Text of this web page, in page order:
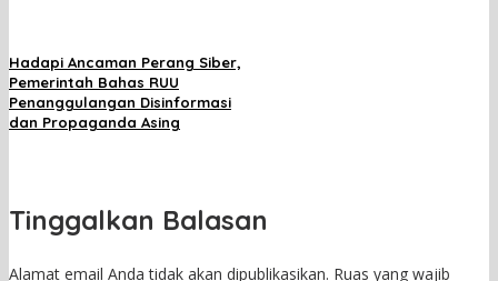
Hadapi Ancaman Perang Siber,
Pemerintah Bahas RUU
Penanggulangan Disinformasi
dan Propaganda Asing
Tinggalkan Balasan
Alamat email Anda tidak akan dipublikasikan. Ruas yang wajib